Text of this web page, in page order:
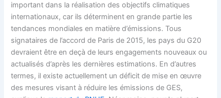
important dans la réalisation des objectifs climatiques
internationaux, car ils déterminent en grande partie les
tendances mondiales en matière d’émissions. Tous
signataires de l’accord de Paris de 2015, les pays du G20
devraient être en deçà de leurs engagements nouveaux ou
actualisés d’après les dernières estimations. En d’autres
termes, il existe actuellement un déficit de mise en œuvre
des mesures visant à réduire les émissions de GES,